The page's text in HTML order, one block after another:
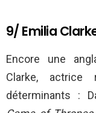
9/ Emilia
Encore une
Clarke,
déterminants :